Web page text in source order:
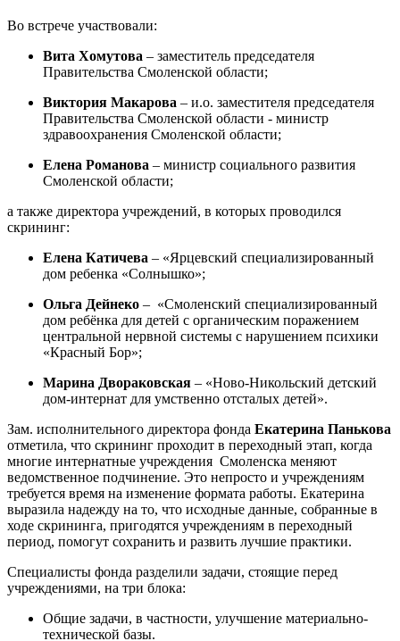
Во встрече участвовали:
Вита Хомутова – заместитель председателя
Правительства Смоленской области;
Виктория Макарова – и.о. заместителя председателя
Правительства Смоленской области - министр
здравоохранения Смоленской области;
Елена Романова – министр социального развития
Смоленской области;
а также директора учреждений, в которых проводился
скрининг:
Елена Катичева – «Ярцевский специализированный
дом ребенка «Солнышко»;
Ольга Дейнеко – «Смоленский специализированный
дом ребёнка для детей с органическим поражением
центральной нервной системы с нарушением психики
«Красный Бор»;
Марина Двораковская – «Ново-Никольский детский
дом-интернат для умственно отсталых детей».
Зам. исполнительного директора фонда Екатерина Панькова
отметила, что скрининг проходит в переходный этап, когда
многие интернатные учреждения Смоленска меняют
ведомственное подчинение. Это непросто и учреждениям
требуется время на изменение формата работы. Екатерина
выразила надежду на то, что исходные данные, собранные в
ходе скрининга, пригодятся учреждениям в переходный
период, помогут сохранить и развить лучшие практики.
Специалисты фонда разделили задачи, стоящие перед
учреждениями, на три блока:
Общие задачи, в частности, улучшение материально-
технической базы.